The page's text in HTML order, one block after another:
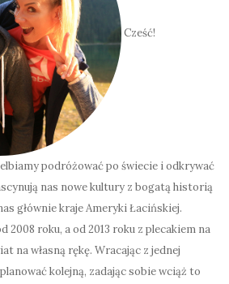
Cześć!
podróżować po świecie i odkrywać
nas nowe kultury z bogatą historią
głównie kraje Ameryki Łacińskiej.
2008 roku, a od 2013 roku z plecakiem na
na własną rękę. Wracając z jednej
kolejną, zadając sobie wciąż to